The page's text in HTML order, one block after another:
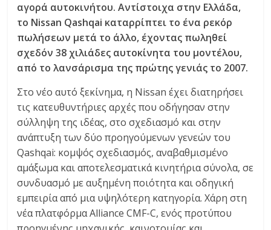
αγορά αυτοκινήτου. Αντίστοιχα στην Ελλάδα,
το Nissan Qashqai καταρρίπτει το ένα ρεκόρ
πωλήσεων μετά το άλλο, έχοντας πωληθεί
σχεδόν 38 χιλιάδες αυτοκίνητα του μοντέλου,
από το λανσάρισμα της πρώτης γενιάς το 2007.
Στο νέο αυτό ξεκίνημα, η Nissan έχει διατηρήσει
τις κατευθυντήριες αρχές που οδήγησαν στην
σύλληψη της ιδέας, στο σχεδιασμό και στην
ανάπτυξη των δύο προηγούμενων γενεών του
Qashqai: κομψός σχεδιασμός, αναβαθμισμένο
αμάξωμα και αποτελεσματικά κινητήρια σύνολα, σε
συνδυασμό με αυξημένη ποιότητα και οδηγική
εμπειρία από μια υψηλότερη κατηγορία. Χάρη στη
νέα πλατφόρμα Alliance CMF-C, ενός προτύπου